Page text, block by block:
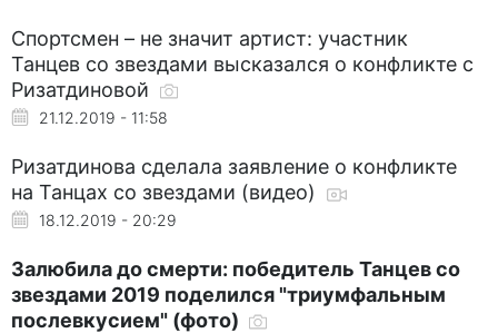
Спортсмен – не значит артист: участник
Танцев со звездами высказался о конфликте с
Ризатдиновой
21.12.2019 - 11:58
Ризатдинова сделала заявление о конфликте
на Танцах со звездами (видео)
18.12.2019 - 20:29
Залюбила до смерти: победитель Танцев со
звездами 2019 поделился "триумфальным
послевкусием" (фото)